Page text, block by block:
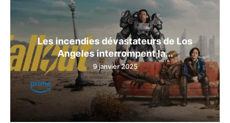
Les incendies dévastateurs de Los
Angeles interrompent la...
9 janvier 2025